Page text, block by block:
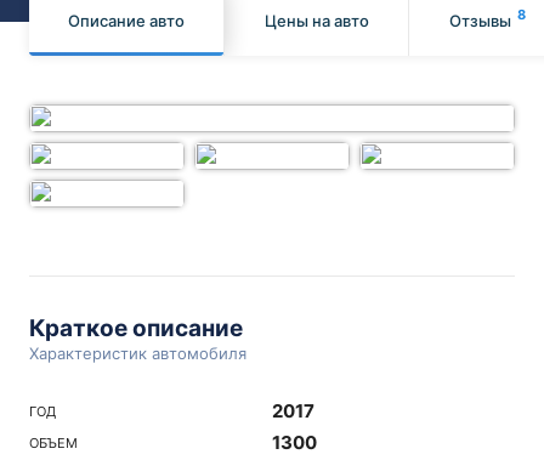
Описание авто Цены на авто Отзывы 8
Краткое описание
Характеристик автомобиля
ГОД 2017
ОБЪЕМ 1300